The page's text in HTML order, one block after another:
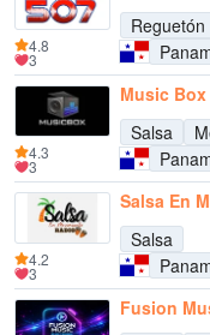
Reguetón
4.8
3
Music Box
Salsa
4.3
3
Salsa En
Salsa
4.2
3
Fusion